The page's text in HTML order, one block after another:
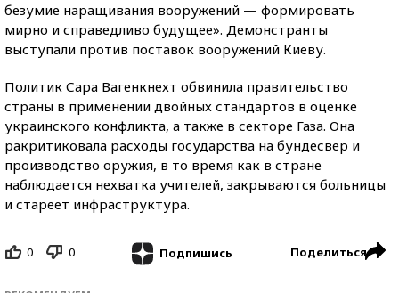
безумие наращивания вооружений — формировать
мирно и справедливо будущее». Демонстранты
выступали против поставок вооружений Киеву.
Политик Сара Вагенкнехт обвинила правительство
страны в применении двойных стандартов в оценке
украинского конфликта, а также в секторе Газа. Она
ракритиковала расходы государства на бундесвер и
производство оружия, в то время как в стране
наблюдается нехватка учителей, закрываются больницы
и стареет инфраструктура.
0 0 Подпишись Поделиться